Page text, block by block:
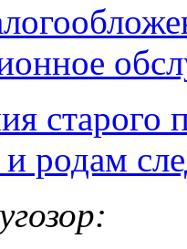
старого
родам